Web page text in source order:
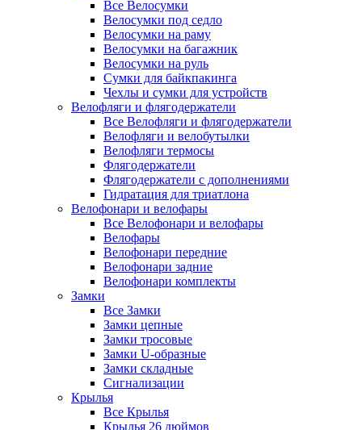
Все Велосумки
Велосумки под седло
Велосумки на раму
Велосумки на багажник
Велосумки на руль
Сумки для байкпакинга
Чехлы и сумки для устройств
Велофляги и флягодержатели
Все Велофляги и флягодержатели
Велофляги и велобутылки
Велофляги термосы
Флягодержатели
Флягодержатели с дополнениями
Гидратация для триатлона
Велофонари и велофары
Все Велофонари и велофары
Велофары
Велофонари передние
Велофонари задние
Велофонари комплекты
Замки
Все Замки
Замки цепные
Замки тросовые
Замки U-образные
Замки складные
Сигнализации
Крылья
Все Крылья
Крылья 26 дюймов